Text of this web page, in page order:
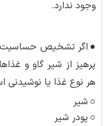
وجود ندارد.
● اگر تشخیص حساسیت
پرهیز از شیر گاو و
هر نوع غذا یا
○ شیر
○ پودر شیر